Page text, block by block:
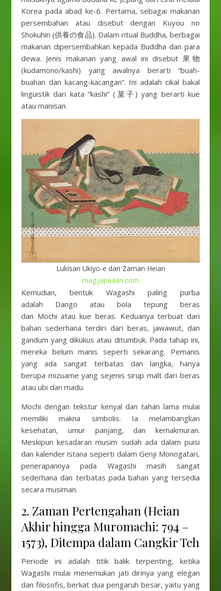
Korea pada abad ke-6. Pertama, sebagai makanan
persembahan atau disebut dengan Kuyou no
Shokuhin (供養の食品). Dalam ritual Buddha, berbagai
makanan dipersembahkan kepada Buddha dan para
dewa. Jenis makanan yang awal ini disebut 果物
(kudamono/kashi) yang awalnya berarti “buah-
buahan dan kacang-kacangan”. Ini adalah cikal bakal
linguistik dari kata “kashi” (菓子) yang berarti kue
atau manisan.
Lukisan Ukiyo-e dari Zaman Heian
mag.japaaan.com
Kemudian, bentuk Wagashi paling purba
adalah Dango atau bola tepung beras
dan Mochi atau kue beras. Keduanya terbuat dari
bahan sederhana terdiri dari beras, jawawut, dan
gandum yang dikukus atau ditumbuk. Pada tahap ini,
mereka belum manis seperti sekarang. Pemanis
yang ada sangat terbatas dan langka, hanya
berupa mizuame yang sejenis sirup malt dari beras
atau ubi dan madu.
Mochi dengan tekstur kenyal dan tahan lama mulai
memiliki makna simbolis. Ia melambangkan
kesehatan, umur panjang, dan kemakmuran.
Meskipun kesadaran musim sudah ada dalam puisi
dan kalender istana seperti dalam Genji Monogatari,
penerapannya pada Wagashi masih sangat
sederhana dan terbatas pada bahan yang tersedia
secara musiman.
2. Zaman Pertengahan (Heian
Akhir hingga Muromachi: 794 –
1573), Ditempa dalam Cangkir Teh
Periode ini adalah titik balik terpenting, ketika
Wagashi mulai menemukan jati dirinya yang elegan
dan filosofis, berkat dua pengaruh besar, yaitu yang